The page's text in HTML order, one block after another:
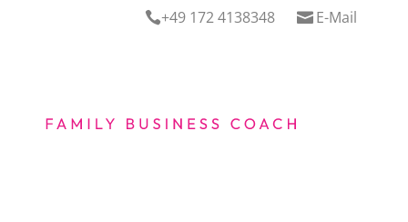
+49 172 4138348  E-Mail